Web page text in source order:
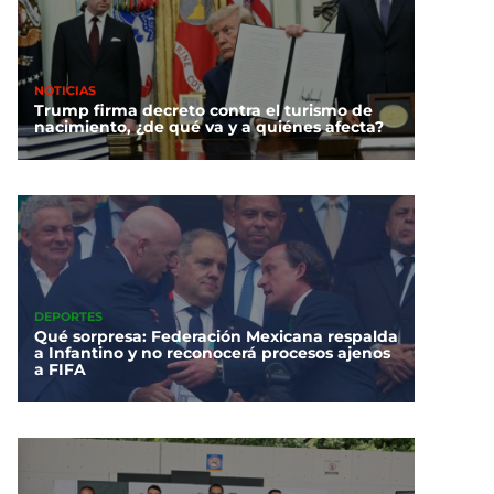
NOTICIAS
Trump firma decreto contra el turismo de
nacimiento, ¿de qué va y a quiénes afecta?
DEPORTES
Qué sorpresa: Federación Mexicana respalda
a Infantino y no reconocerá procesos ajenos
a FIFA